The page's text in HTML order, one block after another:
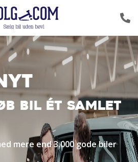
BIL ÉT SAMLET
mere end 3.000 gode biler